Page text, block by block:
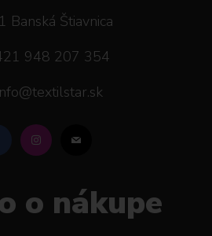
Banská Štiavnica
948 207 354
o nákupe